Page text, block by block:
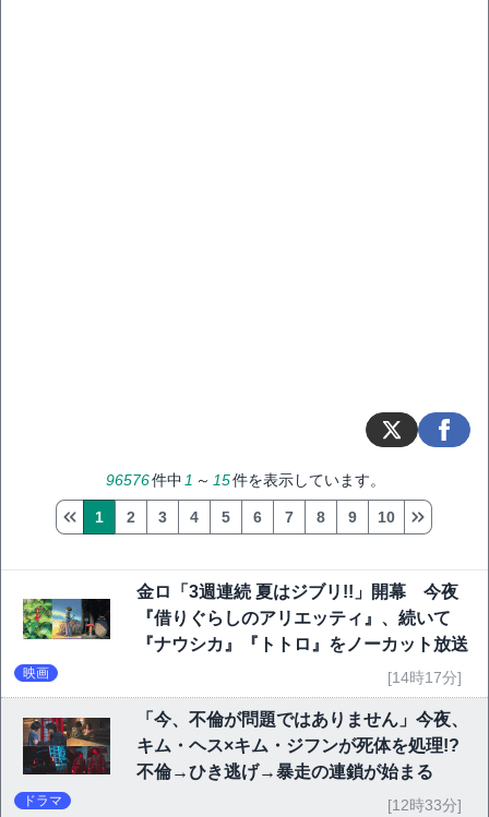
96576件中 1 ～ 15件を表示しています。
1 2 3 4 5 6 7 8 9 10
金ロ「3週連続 夏はジブリ!!」開幕 今夜
『借りぐらしのアリエッティ』、続いて
『ナウシカ』『トトロ』をノーカット放送
映画 [14時17分]
「今、不倫が問題ではありません」今夜、
キム・ヘス×キム・ジフンが死体を処理!?
不倫→ひき逃げ→暴走の連鎖が始まる
ドラマ [12時33分]